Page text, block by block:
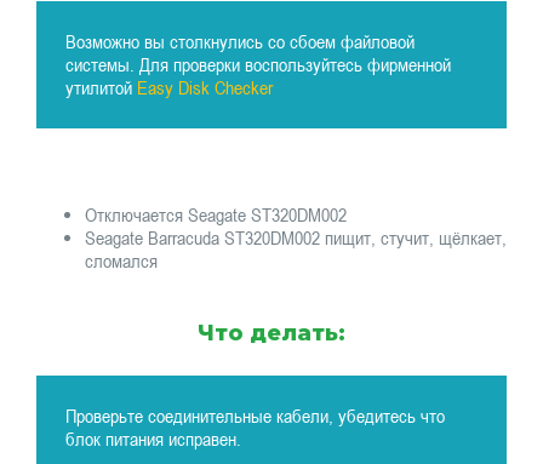
Возможно вы столкнулись со сбоем файловой
системы. Для проверки воспользуйтесь фирменной
утилитой Easy Disk Checker
Отключается Seagate ST320DM002
Seagate Barracuda ST320DM002 пищит, стучит, щёлкает,
сломался
Что делать:
Проверьте соединительные кабели, убедитесь что
блок питания исправен.